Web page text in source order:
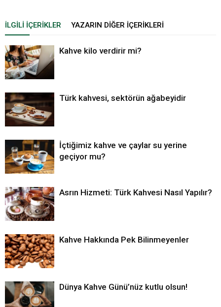
İLGILI İÇERIKLER YAZARIN DIĞER İÇERIKLERI
Kahve kilo verdirir mi?
Türk kahvesi, sektörün ağabeyidir
İçtiğimiz kahve ve çaylar su yerine
geçiyor mu?
Asrın Hizmeti: Türk Kahvesi Nasıl Yapılır?
Kahve Hakkında Pek Bilinmeyenler
Dünya Kahve Günü’nüz kutlu olsun!